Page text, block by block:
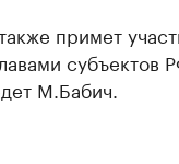
примет
субъектов
М.Бабич.